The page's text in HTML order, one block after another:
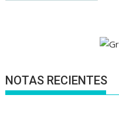
NOTAS RECIENTES